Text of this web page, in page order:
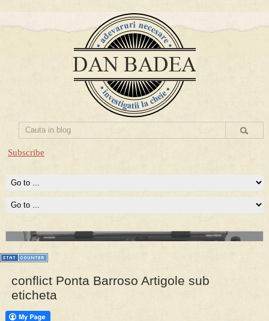
Subscribe
PRESA
Prima mea carte publicata (Nemira)
Averea Presedintelui: prima lucrare despre controversatele
conturi secrete ale Securitatii.
conflict Ponta Barroso Artigole sub
eticheta